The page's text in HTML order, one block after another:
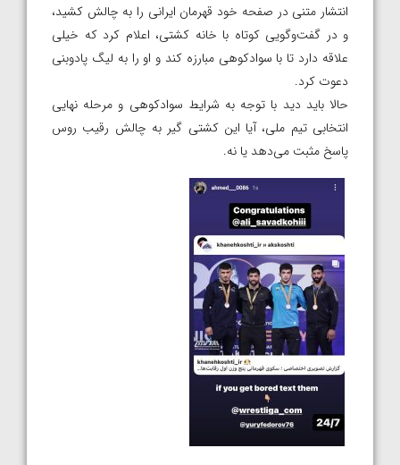
انتشار متنی در صفحه خود قهرمان ایرانی را به چالش کشید،
و در گفت‌و‌گویی کوتاه با خانه کشتی، اعلام کرد که خیلی
علاقه دارد تا با سوادکوهی مبارزه کند و او را به لیگ پادوبنی
دعوت کرد.
حالا باید دید با توجه به شرایط سوادکوهی و مرحله نهایی
انتخابی تیم ملی، آیا این کشتی گیر به چالش رقیب روس
پاسخ مثبت می‌دهد یا نه.